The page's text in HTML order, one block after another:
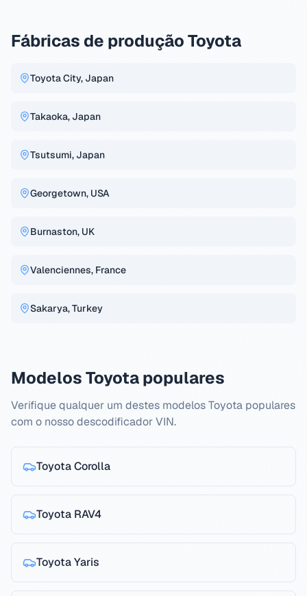
Fábricas de produção Toyota
Toyota City, Japan
Takaoka, Japan
Tsutsumi, Japan
Georgetown, USA
Burnaston, UK
Valenciennes, France
Sakarya, Turkey
Modelos Toyota populares
Verifique qualquer um destes modelos Toyota populares
com o nosso descodificador VIN.
ToyotaCorolla
Toyota RAV4
ToyotaYaris